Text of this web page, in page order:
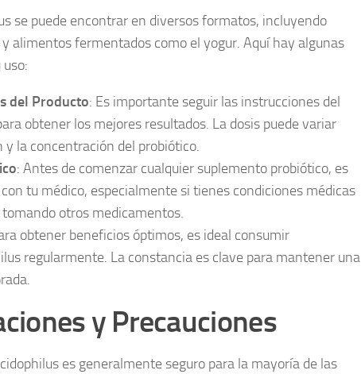
se puede encontrar en diversos formatos, incluyendo
alimentos fermentados como el yogur. Aquí hay algunas
del Producto: Es importante seguir las instrucciones del
obtener los mejores resultados. La dosis puede variar
y la concentración del probiótico.
: Antes de comenzar cualquier suplemento probiótico, es
tu médico, especialmente si tienes condiciones médicas
otros medicamentos.
obtener beneficios óptimos, es ideal consumir
regularmente. La constancia es clave para mantener una
y Precauciones
es generalmente seguro para la mayoría de las